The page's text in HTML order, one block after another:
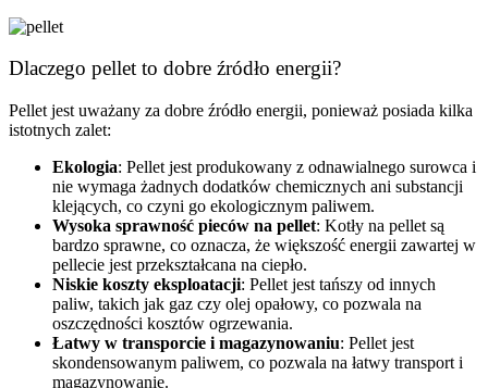
Dlaczego pellet to dobre źródło energii?
Pellet jest uważany za dobre źródło energii, ponieważ posiada kilka
istotnych zalet:
Ekologia: Pellet jest produkowany z odnawialnego surowca i
nie wymaga żadnych dodatków chemicznych ani substancji
klejących, co czyni go ekologicznym paliwem.
Wysoka sprawność pieców na pellet: Kotły na pellet są
bardzo sprawne, co oznacza, że ​​większość energii zawartej w
pellecie jest przekształcana na ciepło.
Niskie koszty eksploatacji: Pellet jest tańszy od innych
paliw, takich jak gaz czy olej opałowy, co pozwala na
oszczędności kosztów ogrzewania.
Łatwy w transporcie i magazynowaniu: Pellet jest
skondensowanym paliwem, co pozwala na łatwy transport i
magazynowanie.